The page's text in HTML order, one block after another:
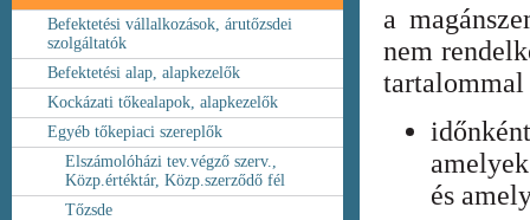
Befektetési vállalkozások, árutőzsdei
szolgáltatók
Befektetési alap, alapkezelők
Kockázati tőkealapok, alapkezelők
Egyéb tőkepiaci szereplők
Elszámolóházi tev.végző szerv.,
Közp.értéktár, Közp.szerződő fél
Tőzsde
a
nem
és